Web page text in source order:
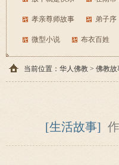
孝亲尊师故事 弟子序
微型小说 布衣百姓
当前位置： 华人佛教 > 佛教故
[生活故事]